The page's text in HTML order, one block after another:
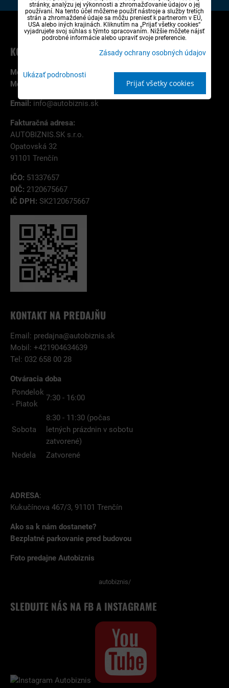
KONTAKT NA ESHOP A OBJEDNÁVKY
Mobil:+421 907 787 785
Mobil:
Email: info@autobiznis.sk
Fakturačná adresa:
AUTOBIZNIS.SK s.r.o.
Opatovská 32
91101 Trenčín
IČO: 51337657
DIČ: 2120675667
IČ DPH: SK2120675667
KONTAKT NA PREDAJŇU
Email: predajna@autobiznis.sk
Mobil: +421904634639
Tel: 032 658 00 28
Otváracia doba
Pondelok
- Piatok
7:30 - 16:00
Sobota
8:30 - 11:30 (počas
letných prázdnin v sobotu
zatvorené)
Nedela
Zatvorené
ADRESA:
Kukučínova 467/3, 91101 Trenčín
Ako sa k nám dostanete?
Bezplatné parkovanie pred budovou
Foto predajne Autobiznis
autobiznis/
SLEDUJTE NÁS NA FB A INSTAGRAME
stránky, analýzu jej výkonnosti a zhromažďovanie údajov o jej
používaní. Na tento účel môžeme použiť nástroje a služby tretích
strán a zhromaždené údaje sa môžu preniesť k partnerom v EÚ,
USA alebo iných krajinách. Kliknutím na „Prijať všetky cookies“
vyjadrujete svoj súhlas s týmto spracovaním. Nižšie môžete nájsť
podrobné informácie alebo upraviť svoje preferencie.
Zásady ochrany osobných údajov
Ukázať podrobnosti
Prijať všetky cookies